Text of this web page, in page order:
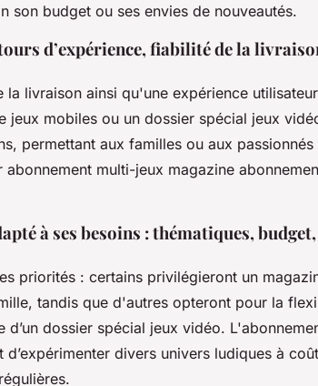
son budget ou ses envies de nouveautés.
d’expérience, fiabilité de la
livraison ainsi qu'une expérience utilisateur
jeux mobiles ou un dossier spécial jeux
permettant aux familles ou aux passionnés
multi-jeux magazine
à ses besoins : thématiques, budget,
priorités : certains privilégieront un
tandis que d'autres opteront pour la
d’un dossier spécial jeux vidéo.
divers univers ludiques à coût